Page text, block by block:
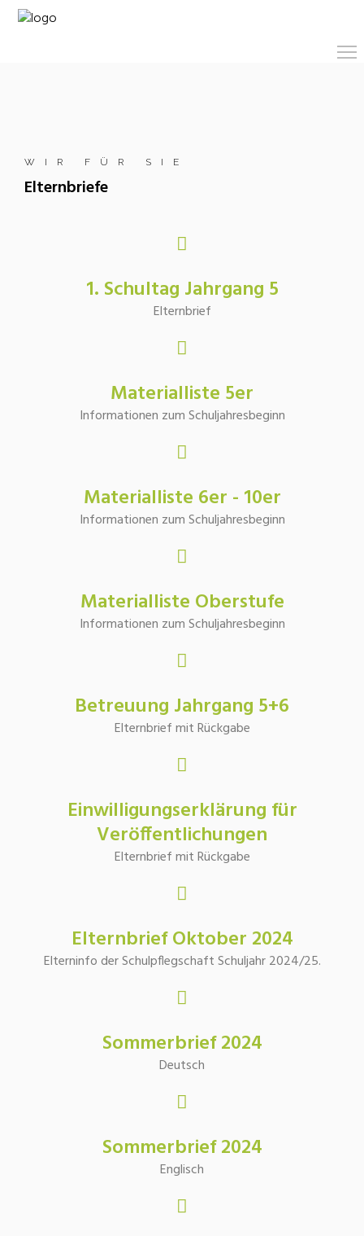
WIR FÜR SIE
Elternbriefe
1. Schultag Jahrgang 5
Elternbrief
Materialliste 5er
Informationen zum Schuljahresbeginn
Materialliste 6er - 10er
Informationen zum Schuljahresbeginn
Materialliste Oberstufe
Informationen zum Schuljahresbeginn
Betreuung Jahrgang 5+6
Elternbrief mit Rückgabe
Einwilligungserklärung für
Veröffentlichungen
Elternbrief mit Rückgabe
Elternbrief Oktober 2024
Elterninfo der Schulpflegschaft Schuljahr 2024/25.
Sommerbrief 2024
Deutsch
Sommerbrief 2024
Englisch